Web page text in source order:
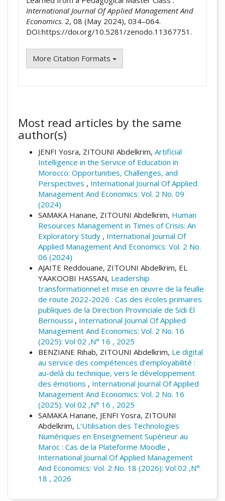
International Journal Of Applied Management And
Economics. 2, 08 (May 2024), 034–064.
DOI:https://doi.org/10.5281/zenodo.11367751.
More Citation Formats
Most read articles by the same
author(s)
JENFI Yosra, ZITOUNI Abdelkrim, Artificial
Intelligence in the Service of Education in
Morocco: Opportunities, Challenges, and
Perspectives , International Journal Of Applied
Management And Economics: Vol. 2 No. 09
(2024)
SAMAKA Hanane, ZITOUNI Abdelkrim, Human
Resources Management in Times of Crisis: An
Exploratory Study , International Journal Of
Applied Management And Economics: Vol. 2 No.
06 (2024)
AJAITE Reddouane, ZITOUNI Abdelkrim, EL
YAAKOOBI HASSAN, Leadership
transformationnel et mise en œuvre de la feuille
de route 2022-2026 : Cas des écoles primaires
publiques de la Direction Provinciale de Sidi El
Bernoussi , International Journal Of Applied
Management And Economics: Vol. 2 No. 16
(2025): Vol 02 ,N° 16 , 2025
BENZIANE Rihab, ZITOUNI Abdelkrim, Le digital
au service des compétences d’employabilité :
au-delà du technique, vers le développement
des émotions , International Journal Of Applied
Management And Economics: Vol. 2 No. 16
(2025): Vol 02 ,N° 16 , 2025
SAMAKA Hanane, JENFI Yosra, ZITOUNI
Abdelkrim, L’Utilisation des Technologies
Numériques en Enseignement Supérieur au
Maroc : Cas de la Plateforme Moodle ,
International Journal Of Applied Management
And Economics: Vol. 2 No. 18 (2026): Vol 02 ,N°
18 , 2026